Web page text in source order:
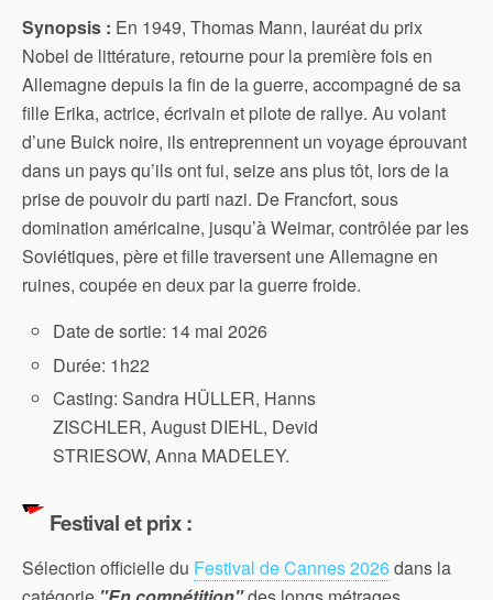
Synopsis : En 1949, Thomas Mann, lauréat du prix
Nobel de littérature, retourne pour la première fois en
Allemagne depuis la fin de la guerre, accompagné de sa
fille Erika, actrice, écrivain et pilote de rallye. Au volant
d’une Buick noire, ils entreprennent un voyage éprouvant
dans un pays qu’ils ont fui, seize ans plus tôt, lors de la
prise de pouvoir du parti nazi. De Francfort, sous
domination américaine, jusqu’à Weimar, contrôlée par les
Soviétiques, père et fille traversent une Allemagne en
ruines, coupée en deux par la guerre froide.
Date de sortie: 14 mai 2026
Durée: 1h22
Casting: Sandra HÜLLER, Hanns
ZISCHLER,August DIEHL, Devid
STRIESOW,Anna MADELEY.
Festival et prix :
Sélection officielle du Festival de Cannes 2026dans la